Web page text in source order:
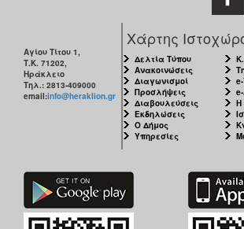
Αγίου Τίτου 1,
Τ.Κ. 71202,
Ηράκλειο
Τηλ.: 2813-409000
email:info@heraklion.gr
Χάρτης
Δελτία Τύπου
Ανακοινώσεις
Διαγωνισμοί
Προσλήψεις
Διαβουλεύσεις
Εκδηλώσεις
Ο Δήμος
Υπηρεσίες
Η